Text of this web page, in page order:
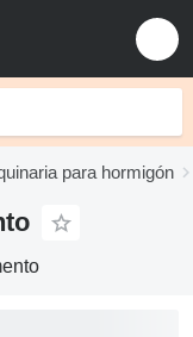
para hormigón